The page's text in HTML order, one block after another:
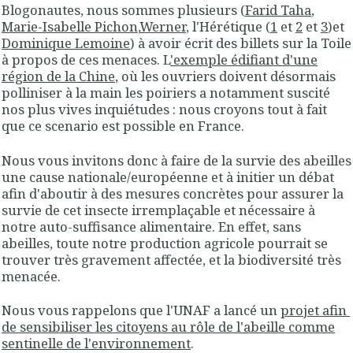
Blogonautes, nous sommes plusieurs (Farid Taha,
Marie-Isabelle Pichon,Werner, l'Hérétique (1 et 2 et 3)et
Dominique Lemoine) à avoir écrit des billets sur la Toile
à propos de ces menaces. L'exemple édifiant d'une
région de la Chine, où les ouvriers doivent désormais
polliniser à la main les poiriers a notamment suscité
nos plus vives inquiétudes : nous croyons tout à fait
que ce scenario est possible en France.
Nous vous invitons donc à faire de la survie des abeilles
une cause nationale/européenne et à initier un débat
afin d'aboutir à des mesures concrètes pour assurer la
survie de cet insecte irremplaçable et nécessaire à
notre auto-suffisance alimentaire. En effet, sans
abeilles, toute notre production agricole pourrait se
trouver très gravement affectée, et la biodiversité très
menacée.
Nous vous rappelons que l'UNAF a lancé unprojet afin
de sensibiliser les citoyens au rôle de l'abeille comme
sentinelle de l'environnement.